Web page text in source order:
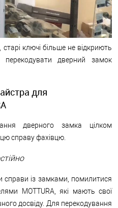
ключі більше не відкриють
дверний замок
для
дверного замка цілком
справу фахівцю.
справи із замками, помилитися
MOTTURA, які мають свої
досвіду. Для перекодування